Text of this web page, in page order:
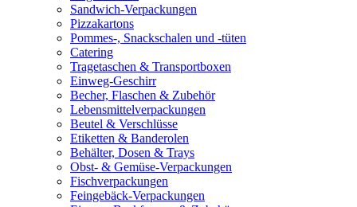
Sandwich-Verpackungen
Pizzakartons
Pommes-, Snackschalen und -tüten
Catering
Tragetaschen & Transportboxen
Einweg-Geschirr
Becher, Flaschen & Zubehör
Lebensmittelverpackungen
Beutel & Verschlüsse
Etiketten & Banderolen
Behälter, Dosen & Trays
Obst- & Gemüse-Verpackungen
Fischverpackungen
Feingebäck-Verpackungen